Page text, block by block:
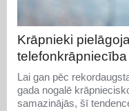
Krāpnieki
Lai gan pēc
gada nogalē
samazinājās, šī